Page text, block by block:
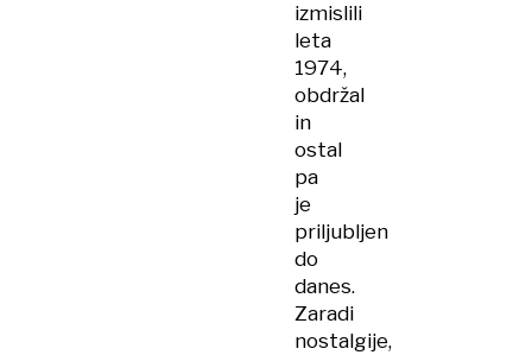
izmislili
leta
1974,
obdržal
in
ostal
pa
je
priljubljen
do
danes.
Zaradi
nostalgije,